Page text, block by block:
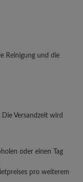
Reinigung und die
Versandzeit wird
oder einen Tag
pro weiterem